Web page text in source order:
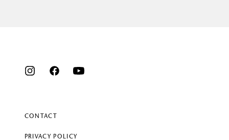
CONTACT
PRIVACY POLICY